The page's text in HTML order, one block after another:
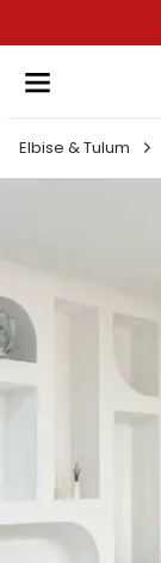
Elbise & Tulum